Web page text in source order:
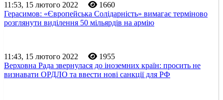
11:53, 15 лютого 2022
1660
Герасимов: «Європейська Солідарність» вимагає терміново
розглянути виділення 50 мільярдів на армію
11:43, 15 лютого 2022
1955
Верховна Рада звернулася до іноземних країн: просить не
визнавати ОРДЛО та ввести нові санкції для РФ